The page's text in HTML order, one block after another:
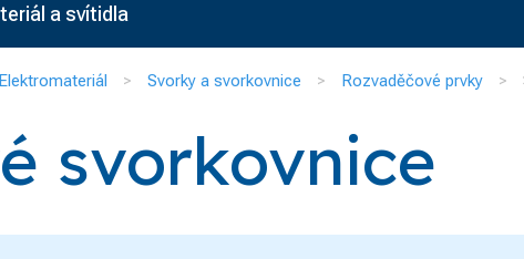
a svítidla
Elektromateriál Svorky a svorkovnice Rozvaděčové prvky
svorkovnice